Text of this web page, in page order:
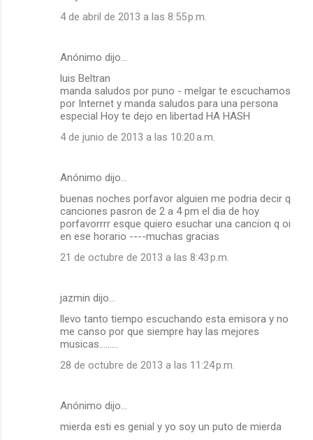
4 de abril de 2013 a las 8:55 p.m.
Anónimo dijo…
luis Beltran
manda saludos por puno - melgar te escuchamos
por Internet y manda saludos para una persona
especial Hoy te dejo en libertad HA HASH
4 de junio de 2013 a las 10:20 a.m.
Anónimo dijo…
buenas noches porfavor alguien me podria decir q
canciones pasron de 2 a 4 pm el dia de hoy
porfavorrrr esque quiero esuchar una cancion q oi
en ese horario ----muchas gracias
21 de octubre de 2013 a las 8:43 p.m.
jazmin dijo…
llevo tanto tiempo escuchando esta emisora y no
me canso por que siempre hay las mejores
musicas.........
28 de octubre de 2013 a las 11:24 p.m.
Anónimo dijo…
mierda esti es genial y yo soy un puto de mierda